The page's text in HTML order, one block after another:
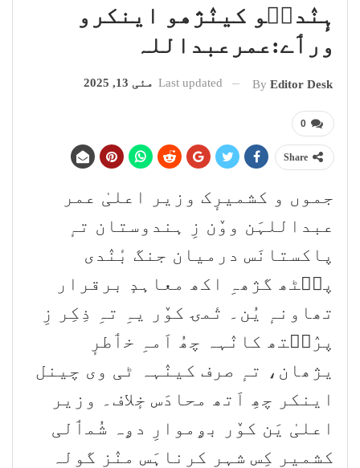
ہٕنٛدٮ۪و کینٛژھو اینکرو
ورٲے:عمرعبداللہ
By Editor Desk
Last updated مئی 13, 2025
0
Share
جموں و کشمیرٕک وزیر اعلیٰ عمر
عبداللہَن ووٚن زِ ہندوستان تہٕ
پاکستانَس درمیان جنگ بٔنٛدی
پٮ۪ٹھ گژھہِ اکھ معاہدٕ برقرار
تھاونہٕ یُن۔ تٔمۍ کوٚر یہِ تہِ ذِکِر زِ
پرٛٮ۪تھ کانٛہہ چھُ اَمہِ خٲطرٕ
یژھان، تہٕ صرف کینٛہہ ٹی وی چینل
اینکر چھِ اَتھ محادَس خٕلاف۔ وزیر
اعلیٰ یَن کوٚر بۄموارِ دۄہ شُمٲلی
کشمیر کِس شہر کرناہَس منٛز گولہ